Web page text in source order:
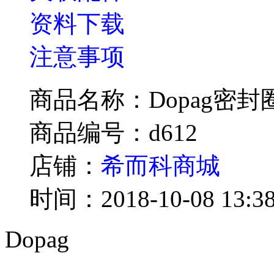
资料下载
注意事项
商品名称：Dopag密封
商品编号：d612
店铺： 希而科商城
时间：2018-10-08
Dopag